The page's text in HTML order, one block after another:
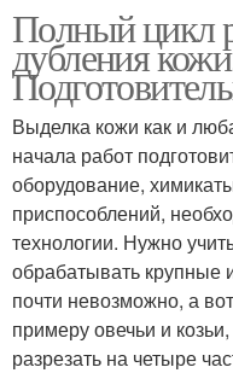
Полный цикл
дубления
Выделка кожи как и
начала работ
оборудование,
приспособлений,
технологии. Нужно
обрабатывать крупные
почти невозможно, а
примеру овечьи и
разрезать на четыре